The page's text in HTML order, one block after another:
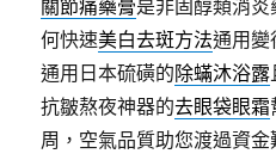
關節痛藥膏是非固醇類消
何快速美白去斑方法通用變
通用日本硫磺的除蟎沐浴露
抗皺熬夜神器的去眼袋眼霜
周，空氣品質助您渡過資金